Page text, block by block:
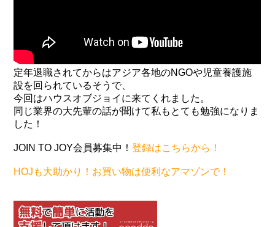
定年退職されてからはアジア各地のNGOや児童養護施
設を回られているそうで、
今回はハウスオブジョイに来てくれました。
同じ業界の大先輩の話が聞けて私もとても勉強になりま
した！
JOIN TO JOY会員募集中！登録はこちらから！
HOJも大助かり！お買い物は便利なアマゾンで！